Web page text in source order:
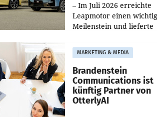
– Im Juli 2026 erreichte
Leapmotor einen
Meilenstein und lieferte
aus, womit sich das
gegenüber Juli 2025
verdoppelte (+102
MARKETING & MEDIA
Brandenstein
Communications ist
künftig Partner von
OtterlyAI